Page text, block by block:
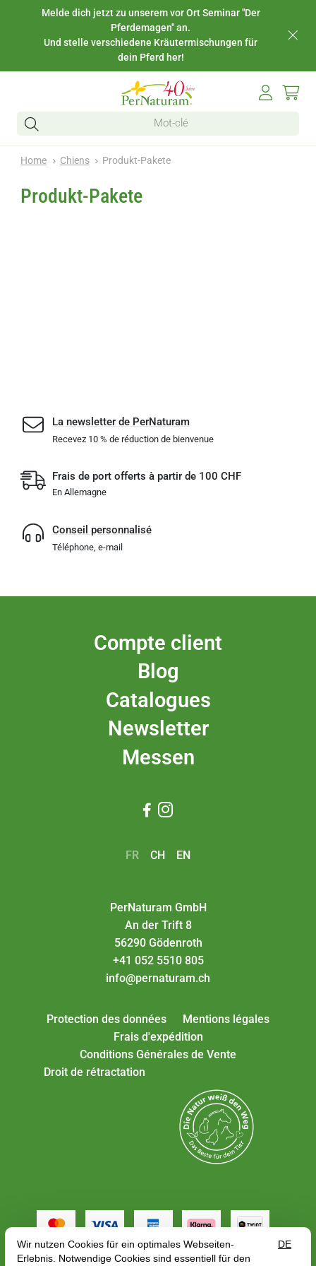
Melde dich jetzt zu unserem vor Ort Seminar "Der
Pferdemagen" an.
Und stelle verschiedene Kräutermischungen für
dein Pferd her!
Home Chiens Produkt-Pakete
Produkt-Pakete
La newsletter de PerNaturam
Recevez 10 % de réduction de bienvenue
Frais de port offerts à partir de 100 CHF
En Allemagne
Conseil personnalisé
Téléphone, e-mail
Compte client
Blog
Catalogues
Newsletter
Messen
 
FR CH EN
PerNaturam GmbH
An der Trift 8
56290 Gödenroth
+41 052 5510 805
info@pernaturam.ch
Protection des données
Mentions légales
Frais d'expédition
Conditions Générales de Vente
Droit de rétractation